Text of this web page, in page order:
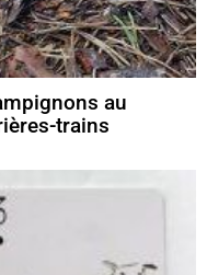
au
trains